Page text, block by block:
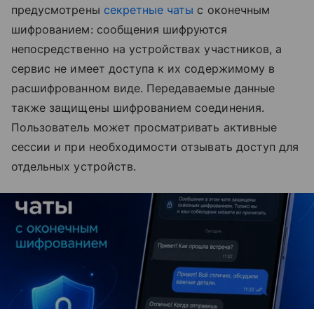
предусмотрены секретные чаты с оконечным
шифрованием: сообщения шифруются
непосредственно на устройствах участников, а
сервис не имеет доступа к их содержимому в
расшифрованном виде. Передаваемые данные
также защищены шифрованием соединения.
Пользователь может просматривать активные
сессии и при необходимости отзывать доступ для
отдельных устройств.